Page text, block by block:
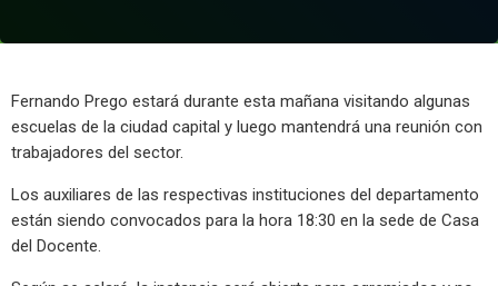
Fernando Prego estará durante esta mañana visitando algunas
escuelas de la ciudad capital y luego mantendrá una reunión con
trabajadores del sector.
Los auxiliares de las respectivas instituciones del departamento
están siendo convocados para la hora 18:30 en la sede de Casa
del Docente.